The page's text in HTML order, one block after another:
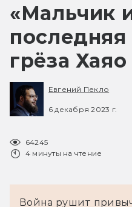
«Мальчик
грёза
Евгений Пекло
6 декабря 2023 г.
64245
4 минуты на чтение
Война рушит